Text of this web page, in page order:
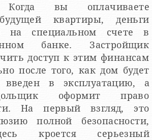
Когда вы оплачиваете
квартиры, деньги
на специальном счете в
банке. Застройщик
доступ к этим финансам
после того, как дом будет
введен в эксплуатацию, а
оформит право
На первый взгляд, это
полной безопасности,
кроется серьезный